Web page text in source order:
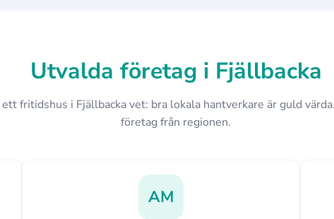
Utvalda företag i Fjällbacka
fritidshus i Fjällbacka vet: bra lokala hantverkare är guld
företag från regionen.
AM